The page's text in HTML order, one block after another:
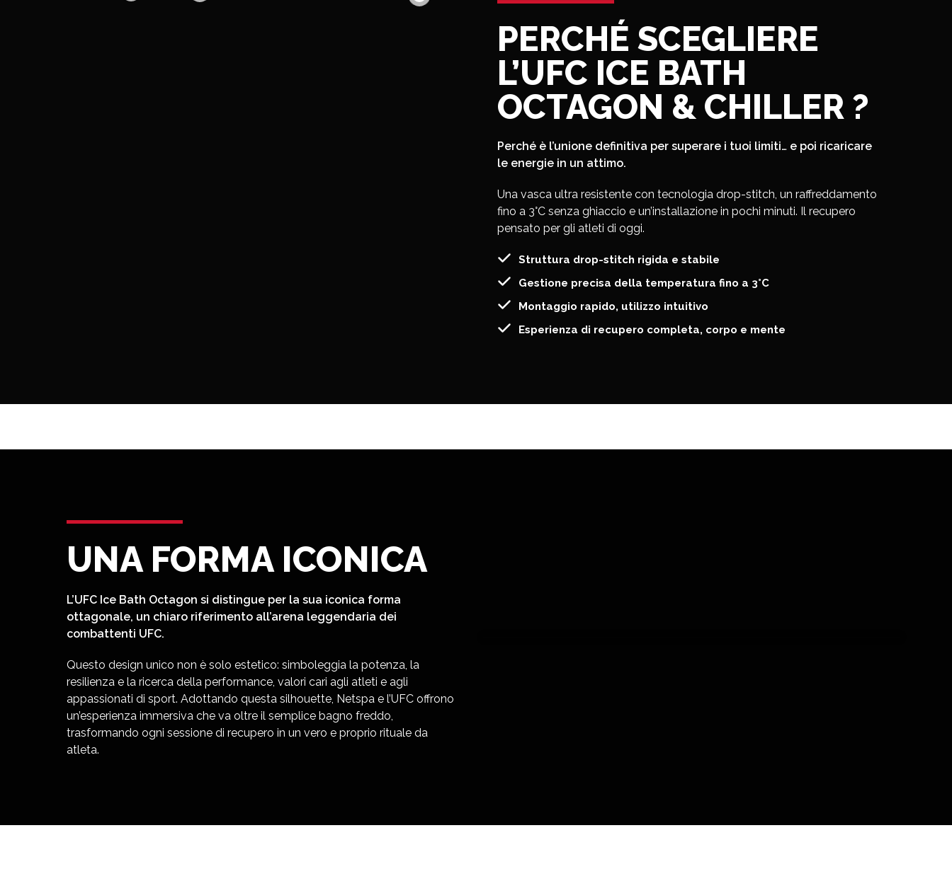
PERCHÉ SCEGLIERE
L’UFC ICE BATH
OCTAGON & CHILLER ?
Perché è l’unione definitiva per superare i tuoi limiti… e poi ricaricare
le energie in un attimo.
Una vasca ultra resistente con tecnologia drop-stitch, un raffreddamento
fino a 3°C senza ghiaccio e un’installazione in pochi minuti. Il recupero
pensato per gli atleti di oggi.
Struttura drop-stitch rigida e stabile
Gestione precisa della temperatura fino a 3°C
Montaggio rapido, utilizzo intuitivo
Esperienza di recupero completa, corpo e mente
UNA FORMA ICONICA
L’UFC Ice Bath Octagon si distingue per la sua iconica forma
ottagonale, un chiaro riferimento all’arena leggendaria dei
combattenti UFC.
Questo design unico non è solo estetico: simboleggia la potenza, la
resilienza e la ricerca della performance, valori cari agli atleti e agli
appassionati di sport. Adottando questa silhouette, Netspa e l’UFC offrono
un’esperienza immersiva che va oltre il semplice bagno freddo,
trasformando ogni sessione di recupero in un vero e proprio rituale da
atleta.